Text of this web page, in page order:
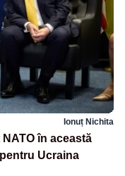
Ionuț Nichita
în această
Ucraina